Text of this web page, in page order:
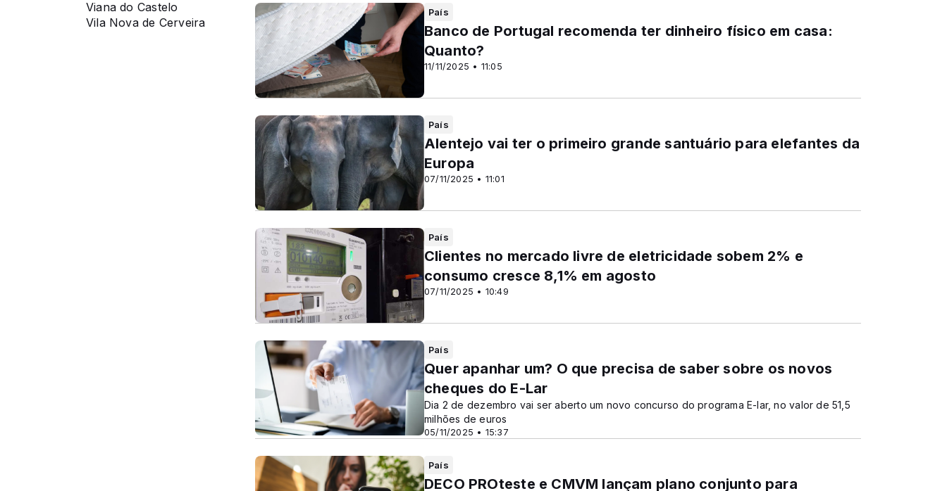
Viana do Castelo
Vila Nova de Cerveira
País
11/11/2025 • 11:05
Banco de Portugal recomenda ter dinheiro físico em casa:
Quanto?
País
07/11/2025 • 11:01
Alentejo vai ter o primeiro grande santuário para elefantes da
Europa
País
07/11/2025 • 10:49
Clientes no mercado livre de eletricidade sobem 2% e
consumo cresce 8,1% em agosto
País
05/11/2025 • 15:37
Quer apanhar um? O que precisa de saber sobre os novos
cheques do E-Lar
Dia 2 de dezembro vai ser aberto um novo concurso do programa E-lar, no valor de 51,5
milhões de euros
País
DECO PROteste e CMVM lançam plano conjunto para